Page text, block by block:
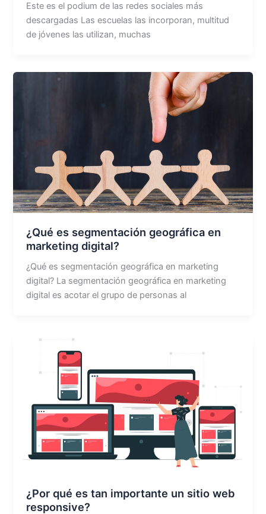
Este es el podium de las redes sociales más
descargadas Las escuelas las incorporan, multitud
de jóvenes las utilizan, muchas
¿Qué es segmentación geográfica en
marketing digital?
¿Qué es segmentación geográfica en marketing
digital? La segmentación geográfica en marketing
digital es acotar el grupo de personas al
¿Por qué es tan importante un sitio web
responsive?